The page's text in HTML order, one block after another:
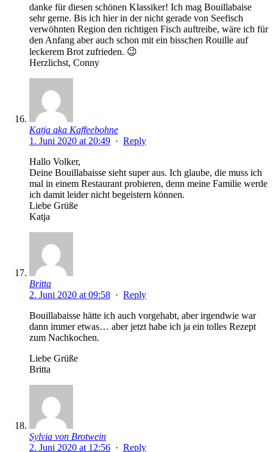
danke für diesen schönen Klassiker! Ich mag Bouillabaise
sehr gerne. Bis ich hier in der nicht gerade von Seefisch
verwöhnten Region den richtigen Fisch auftreibe, wäre ich für
den Anfang aber auch schon mit ein bisschen Rouille auf
leckerem Brot zufrieden. 😉
Herzlichst, Conny
Katja aka Kaffeebohne
1. Juni 2020 at 20:49 · Reply
Hallo Volker,
Deine Bouillabaisse sieht super aus. Ich glaube, die muss ich
mal in einem Restaurant probieren, denn meine Familie werde
ich damit leider nicht begeistern können.
Liebe Grüße
Katja
Britta
2. Juni 2020 at 09:58 · Reply
Bouillabaisse hätte ich auch vorgehabt, aber irgendwie war
dann immer etwas… aber jetzt habe ich ja ein tolles Rezept
zum Nachkochen.
Liebe Grüße
Britta
Sylvia von Brotwein
2. Juni 2020 at 12:56 · Reply